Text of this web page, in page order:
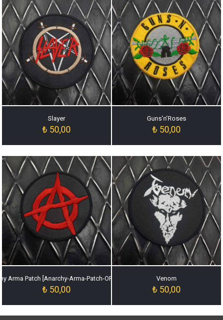
Slayer
₺ 50,00
Guns’n’Roses
₺ 50,00
Arma Patch [Anarchy-Arma-Patch-ORJ-020]
₺ 50,00
Venom
₺ 50,00